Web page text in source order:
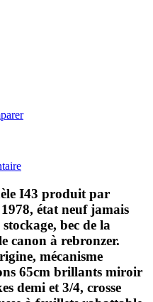
I43 produit par
état neuf jamais
bec de la
canon à rebronzer.
mécanisme
65cm brillants miroir
demi et 3/4, crosse